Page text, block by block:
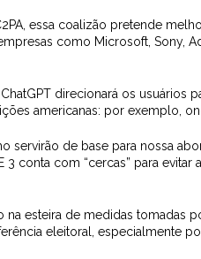
essa coalizão pretende
como Microsoft, Sony,
direcionará os usuários
americanas: por exemplo,
servirão de base para nossa
3 conta com “cercas” para
na esteira de medidas tomadas
eleitoral, especialmente